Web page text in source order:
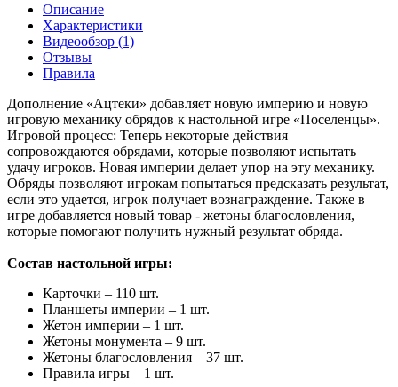
Описание
Характеристики
Видеообзор (1)
Отзывы
Правила
Дополнение «Ацтеки» добавляет новую империю и новую
игровую механику обрядов к настольной игре «Поселенцы».
Игровой процесс: Теперь некоторые действия
сопровождаются обрядами, которые позволяют испытать
удачу игроков. Новая империи делает упор на эту механику.
Обряды позволяют игрокам попытаться предсказать результат,
если это удается, игрок получает вознаграждение. Также в
игре добавляется новый товар - жетоны благословления,
которые помогают получить нужный результат обряда.
Состав настольной игры:
Карточки – 110 шт.
Планшеты империи – 1 шт.
Жетон империи – 1 шт.
Жетоны монумента – 9 шт.
Жетоны благословления – 37 шт.
Правила игры – 1 шт.